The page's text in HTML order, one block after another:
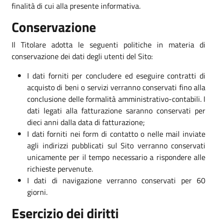
finalità di cui alla presente informativa.
Conservazione
Il Titolare adotta le seguenti politiche in materia di
conservazione dei dati degli utenti del Sito:
I dati forniti per concludere ed eseguire contratti di
acquisto di beni o servizi verranno conservati fino alla
conclusione delle formalità amministrativo-contabili. I
dati legati alla fatturazione saranno conservati per
dieci anni dalla data di fatturazione;
I dati forniti nei form di contatto o nelle mail inviate
agli indirizzi pubblicati sul Sito verranno conservati
unicamente per il tempo necessario a rispondere alle
richieste pervenute.
I dati di navigazione verranno conservati per 60
giorni.
Esercizio dei diritti